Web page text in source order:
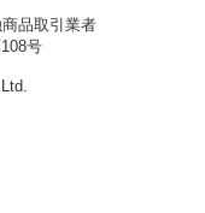
品取引業者
号